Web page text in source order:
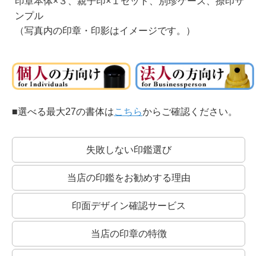
篆書系：
印章用に特化した書体です。
中国最古の石刻の書体が起源といわれています。
印相体：
銀行印によく使われる書体です。
銀行印・役職印には縦書きもオススメ！
めします。
ンプル
（写真内の印章・印影はイメージです。）
■選べる最大27の書体はこちらからご確認ください。
失敗しない印鑑選び
当店の印鑑をお勧めする理由
印面デザイン確認サービス
当店の印章の特徴